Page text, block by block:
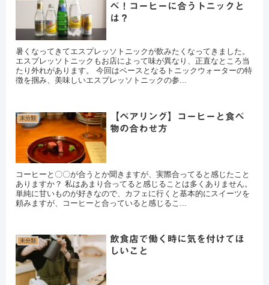
べ！コーヒーに合うトニックと
は？
暑くなってきてエスプレッソトニックが飲みたくなってきました。
エスプレッソトニックもお店によって味が異なり、正直なところ当
たり外れがあります。 今回はベースとなるトニックウォーターの特
徴を掴み、美味しいエスプレッソトニックの参...
未分類
【ペアリング】コーヒーと食べ
物の合わせ方
コーヒーと〇〇が合うとか聞きますが、実際合ってると感じたこと
ありますか？ 私はあまり合ってると感じることは多くありません。
単純に甘いものが好きなので、カフェに行くと基本的にスイーツを
頼みますが、コーヒーと合っていると感じるこ...
未分類
飲食店で働く時に気を付けてほ
しいこと